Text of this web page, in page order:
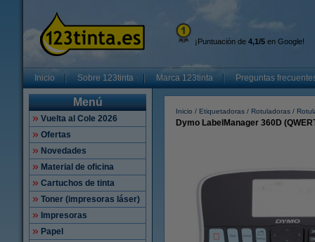
¡Puntuación de 4,1/5 en Google!
Inicio Sobre 123tinta Marca 123tinta Preguntas
Menú
Vuelta al Cole 2026
Ofertas
Novedades
Material de oficina
Cartuchos de tinta
Toner (impresoras láser)
Impresoras
Papel
Inicio Etiquetadoras Rotuladoras
Dymo LabelManager 360D